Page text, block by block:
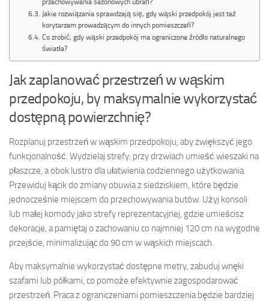
Jakie rozwiązania sprawdzają się, gdy wąski przedpokój jest też
korytarzem prowadzącym do innych pomieszczeń?
Co zrobić, gdy wąski przedpokój ma ograniczone źródło naturalnego
światła?
Jak zaplanować przestrzeń w wąskim
przedpokoju, by maksymalnie wykorzystać
dostępną powierzchnię?
Rozplanuj przestrzeń w wąskim przedpokoju, aby zwiększyć jego
funkcjonalność. Wydzielaj strefy: przy drzwiach umieść wieszaki na
płaszcze, a obok lustro dla ułatwienia codziennego użytkowania.
Przewiduj kącik do zmiany obuwia z siedziskiem, które będzie
jednocześnie miejscem do przechowywania butów. Użyj konsoli
lub małej komody jako strefy reprezentacyjnej, gdzie umieścisz
dekoracje, a pamiętaj o zachowaniu co najmniej 120 cm na wygodne
przejście, minimalizując do 90 cm w wąskich miejscach.
Aby maksymalnie wykorzystać dostępne metry, zabuduj wnęki
szafami lub półkami, co pomoże efektywnie zagospodarować
przestrzeń. Praca z ograniczeniami pomieszczenia będzie bardziej